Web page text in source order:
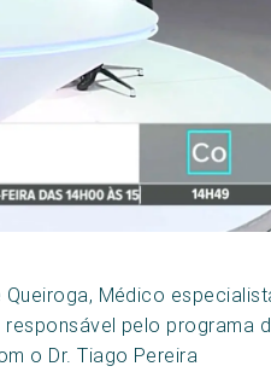
Médico
responsável pelo programa
o Dr. Tiago Pereira